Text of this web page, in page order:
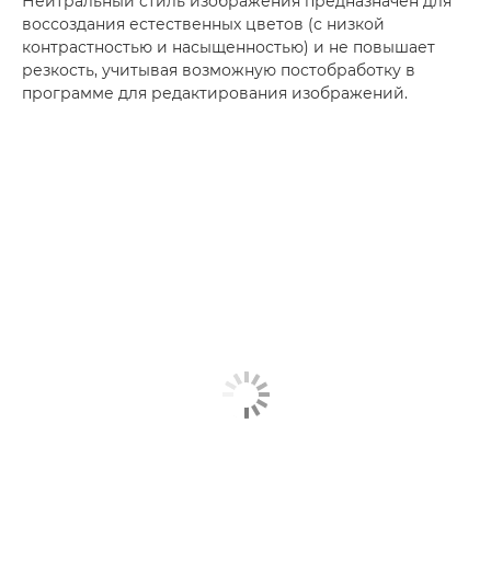
воссоздания естественных цветов (с низкой
контрастностью и насыщенностью) и не повышает
резкость, учитывая возможную постобработку в
программе для редактирования изображений.